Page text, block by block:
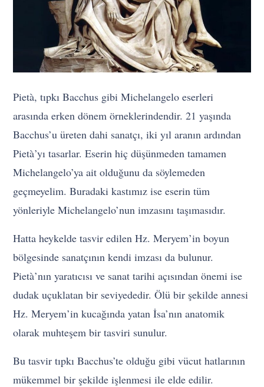
Pietà, tıpkı Bacchus gibi Michelangelo eserleri
arasında erken dönem örneklerindendir. 21 yaşında
Bacchus’u üreten dahi sanatçı, iki yıl aranın ardından
Pietà’yı tasarlar. Eserin hiç düşünmeden tamamen
Michelangelo’ya ait olduğunu da söylemeden
geçmeyelim. Buradaki kastımız ise eserin tüm
yönleriyle Michelangelo’nun imzasını taşımasıdır.
Hatta heykelde tasvir edilen Hz. Meryem’in boyun
bölgesinde sanatçının kendi imzası da bulunur.
Pietà’nın yaratıcısı ve sanat tarihi açısından önemi ise
dudak uçuklatan bir seviyededir. Ölü bir şekilde annesi
Hz. Meryem’in kucağında yatan İsa’nın anatomik
olarak muhteşem bir tasviri sunulur.
Bu tasvir tıpkı Bacchus’te olduğu gibi vücut hatlarının
mükemmel bir şekilde işlenmesi ile elde edilir.